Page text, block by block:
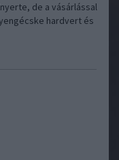
de a vásárlással
hardvert és